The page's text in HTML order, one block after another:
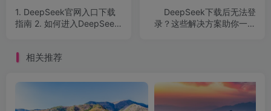
1. DeepSeek官网入口下载
指南 2. 如何进入DeepSeek
DeepSeek下载后无法登
录？这些解决方案助你一键
相关推荐